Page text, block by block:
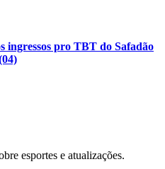
ingressos pro TBT do Safadão
esportes e atualizações.